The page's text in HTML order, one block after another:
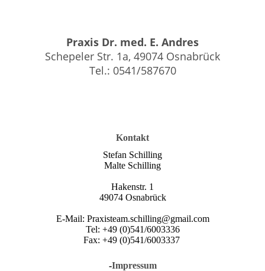
Praxis Dr. med. E. Andres
Schepeler Str. 1a, 49074 Osnabrück
Tel.: 0541/587670
Kontakt
Stefan Schilling
Malte Schilling
Hakenstr. 1
49074 Osnabrück
E-Mail: Praxisteam.schilling@gmail.com
Tel: +49 (0)541/6003336
Fax: +49 (0)541/6003337
-Impressum